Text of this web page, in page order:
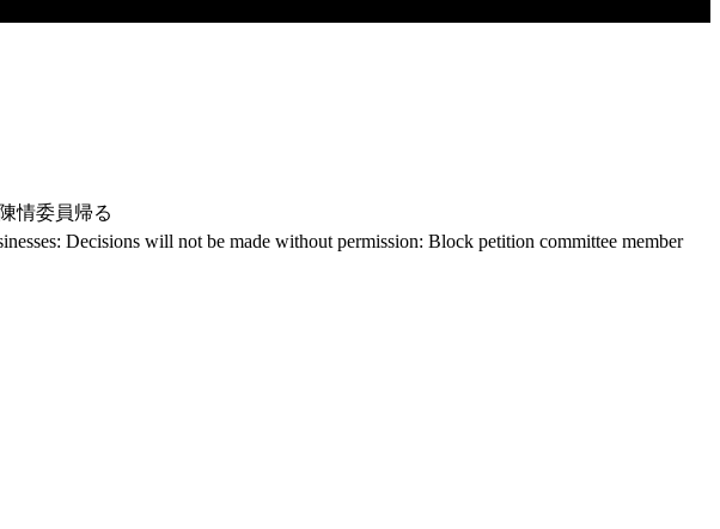
情委員帰る
Decisions will not be made without permission: Block petition committee member